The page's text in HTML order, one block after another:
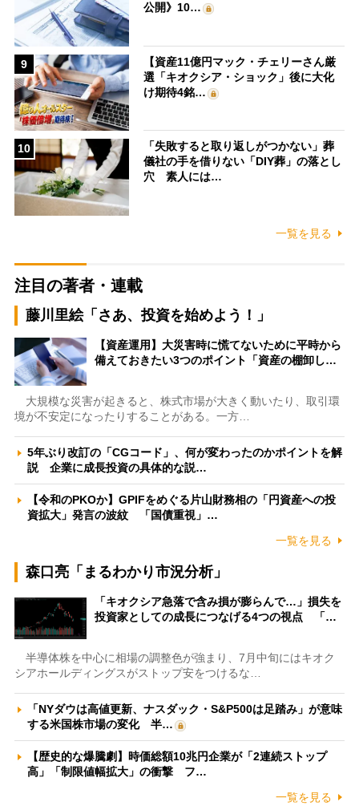
公開》10…
9
【資産11億円マック・チェリーさん厳
選「キオクシア・ショック」後に大化
け期待4銘…
10
「失敗すると取り返しがつかない」葬
儀社の手を借りない「DIY葬」の落とし
穴 素人には…
一覧を見る
注目の著者・連載
藤川里絵「さあ、投資を始めよう！」
【資産運用】大災害時に慌てないために平時から
備えておきたい3つのポイント「資産の棚卸し…
大規模な災害が起きると、株式市場が大きく動いたり、取引環
境が不安定になったりすることがある。一方…
5年ぶり改訂の「CGコード」、何が変わったのかポイントを解
説 企業に成長投資の具体的な説…
【令和のPKOか】GPIFをめぐる片山財務相の「円資産への投
資拡大」発言の波紋 「国債重視」…
一覧を見る
森口亮「まるわかり市況分析」
「キオクシア急落で含み損が膨らんで…」損失を
投資家としての成長につなげる4つの視点 「…
半導体株を中心に相場の調整色が強まり、7月中旬にはキオク
シアホールディングスがストップ安をつけるな…
「NYダウは高値更新、ナスダック・S&P500は足踏み」が意味
する米国株市場の変化 半…
【歴史的な爆騰劇】時価総額10兆円企業が「2連続ストップ
高」「制限値幅拡大」の衝撃 フ…
一覧を見る